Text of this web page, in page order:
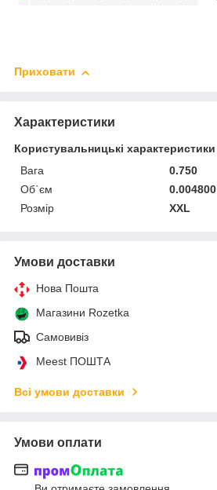
Приховати
Характеристики
Користувальницькі характеристики
Вага
0.750
Об`єм
0.004800
Розмір
XXL
Умови доставки
Нова Пошта
Магазини Rozetka
Самовивіз
Meest ПОШТА
Всі умови доставки
Умови оплати